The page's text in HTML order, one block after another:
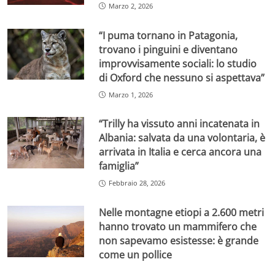
Marzo 2, 2026
“I puma tornano in Patagonia,
trovano i pinguini e diventano
improvvisamente sociali: lo studio
di Oxford che nessuno si aspettava”
Marzo 1, 2026
“Trilly ha vissuto anni incatenata in
Albania: salvata da una volontaria, è
arrivata in Italia e cerca ancora una
famiglia”
Febbraio 28, 2026
Nelle montagne etiopi a 2.600 metri
hanno trovato un mammifero che
non sapevamo esistesse: è grande
come un pollice